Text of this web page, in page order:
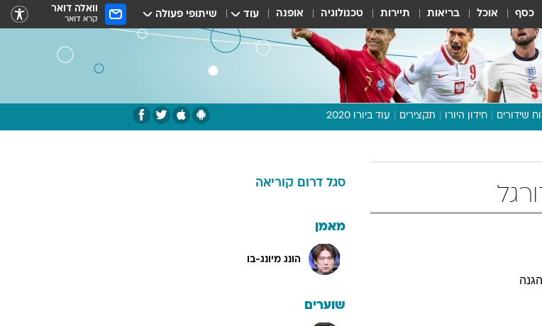
כסף אוכל בריאות תיירות טכנולוגיה אופנה עוד שיתופי פעולה וואלה דואר
קרא דואר
שידורים חידון היורו תקצירים עוד ביורו 2020
תכנית היורו
דעות ופרשנויות
סגל דרום קוריאה
מאמן
הונג מיונג-בו
שוערים